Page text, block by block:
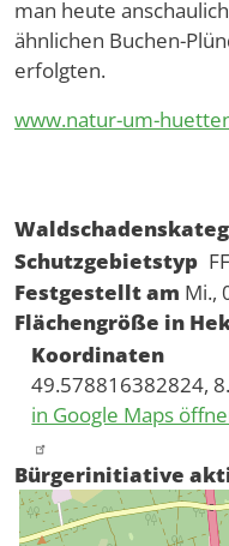
man heute
ähnlichen Buchen-
erfolgten.
www.natur-um-
Schutzgebietstyp
Festgestellt am Mi.,
Flächengröße in
Koordinaten
49.578816382824,
in Google Maps
Bürgerinitiative